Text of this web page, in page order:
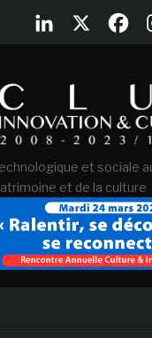
et sociale
et de la culture